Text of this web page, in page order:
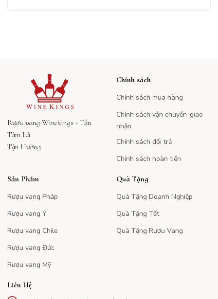
Rượu vang Winekings - Tận
Tâm Là
Tận Hưởng
Chính sách
Chính sách mua hàng
Chính sách vận chuyển-giao
nhận
Chính sách đổi trả
Chính sách hoàn tiền
Sản Phẩm
Rượu vang Pháp
Rượu vang Ý
Rượu vang Chile
Rượu vang Đức
Rượu vang Mỹ
Quà Tặng
Quà Tặng Doanh Nghiệp
Quà Tặng Tết
Quà Tặng Rượu Vang
Liên Hệ